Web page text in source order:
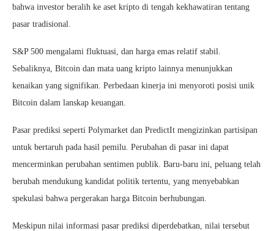
bahwa investor beralih ke aset kripto di tengah kekhawatiran tentang
pasar tradisional.
S&P 500 mengalami fluktuasi, dan harga emas relatif stabil.
Sebaliknya, Bitcoin dan mata uang kripto lainnya menunjukkan
kenaikan yang signifikan. Perbedaan kinerja ini menyoroti posisi unik
Bitcoin dalam lanskap keuangan.
Pasar prediksi seperti Polymarket dan PredictIt mengizinkan partisipan
untuk bertaruh pada hasil pemilu. Perubahan di pasar ini dapat
mencerminkan perubahan sentimen publik. Baru-baru ini, peluang telah
berubah mendukung kandidat politik tertentu, yang menyebabkan
spekulasi bahwa pergerakan harga Bitcoin berhubungan.
Meskipun nilai informasi pasar prediksi diperdebatkan, nilai tersebut